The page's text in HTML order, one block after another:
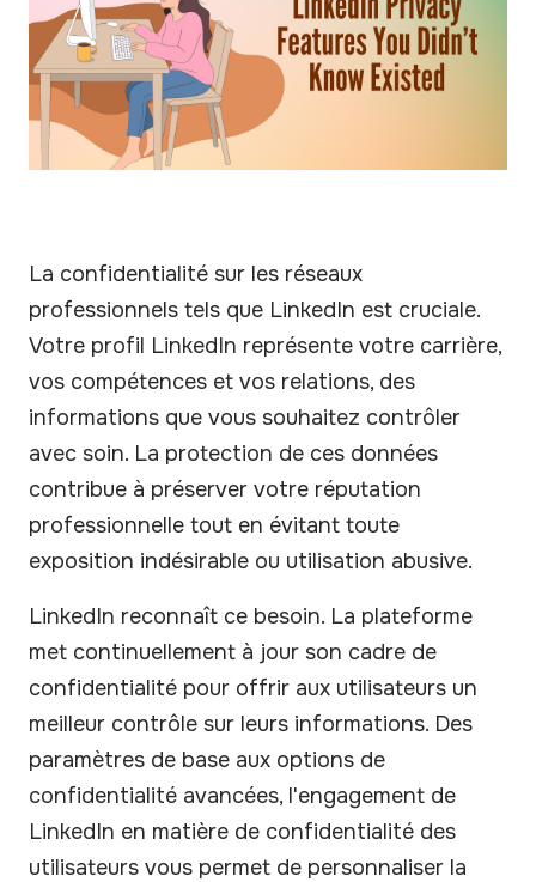
La confidentialité sur les réseaux
professionnels tels que LinkedIn est cruciale.
Votre profil LinkedIn représente votre carrière,
vos compétences et vos relations, des
informations que vous souhaitez contrôler
avec soin. La protection de ces données
contribue à préserver votre réputation
professionnelle tout en évitant toute
exposition indésirable ou utilisation abusive.
LinkedIn reconnaît ce besoin. La plateforme
met continuellement à jour son cadre de
confidentialité pour offrir aux utilisateurs un
meilleur contrôle sur leurs informations. Des
paramètres de base aux options de
confidentialité avancées, l'engagement de
LinkedIn en matière de confidentialité des
utilisateurs vous permet de personnaliser la